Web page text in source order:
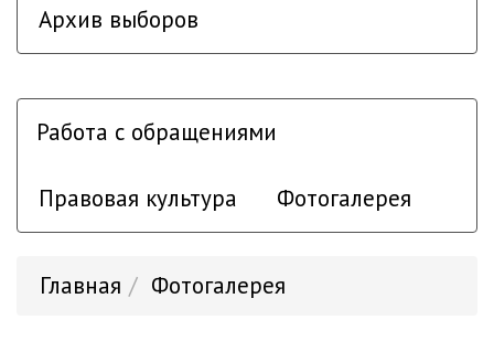
Архив выборов
Работа с обращениями
Правовая культура Фотогалерея
Главная Фотогалерея